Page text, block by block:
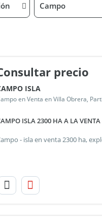
Campo
precio
ISLA
en Venta en Villa Obrera,
ISLA 2300 HA A LA